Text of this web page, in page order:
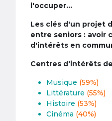
l'occuper...
Les clés d'un projet
entre seniors : avoir
d'intérêts en
Centres d'intérêts
Musique (59%)
Littérature (55%)
Histoire (53%)
Cinéma (40%)